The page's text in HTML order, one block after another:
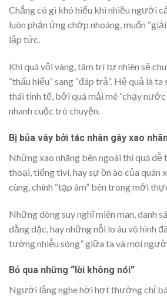
Chẳng có gì khó hiểu khi nhiều người
luôn phản ứng chớp nhoáng, muốn
lập tức.
Khi quá vội vàng, tâm trí tự nhiên sẽ
“thấu hiểu” sang “đáp trả”. Hệ quả là
thái tinh tế, bởi quá mải mê “chạy
nhanh cuộc trò chuyện.
Bị bủa vây bởi tác nhân gây xao
Những xao nhãng bên ngoài thì quá dễ
thoại, tiếng tivi, hay sự ồn ào của quán
cùng, chính “tạp âm” bên trong mới
Những dòng suy nghĩ miên man, danh
dằng dặc, hay những nỗi lo âu vô hình
tường nhiễu sóng” giữa ta và mọi
Bỏ qua những “lời không nói”
Người lắng nghe hời hợt thường chỉ